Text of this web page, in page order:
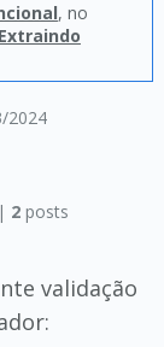
2024
, no
Extraindo
2 posts
validação